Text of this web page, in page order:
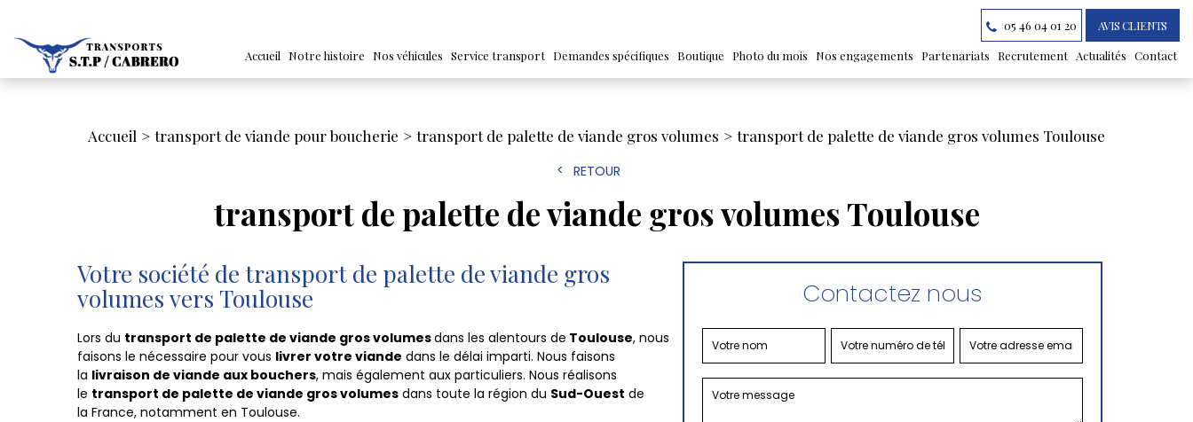
Accueil Notre histoire Nos véhicules Service transport Demandes spécifiques Boutique Photo du mois Nos engagements Partenariats Recrutement Actualités Contact
05 46 04 01 20 AVIS CLIENTS
Accueil transport de viande pour boucherie transport de palette de viande gros volumes transport de palette de viande gros volumes Toulouse
RETOUR
transport de palette de viande gros volumes Toulouse
Votre société de transport de palette de viande gros
volumes vers Toulouse
Lors du transport de palette de viande gros volumesdans les alentours de Toulouse, nous
faisons le nécessaire pour vous livrer votre viande dans le délai imparti. Nous faisons
la livraison de viande aux bouchers, mais également aux particuliers. Nous réalisons
le transport de palette de viande gros volumes dans toute la région du Sud-Ouest de
la France, notamment en Toulouse.
Contactez nous